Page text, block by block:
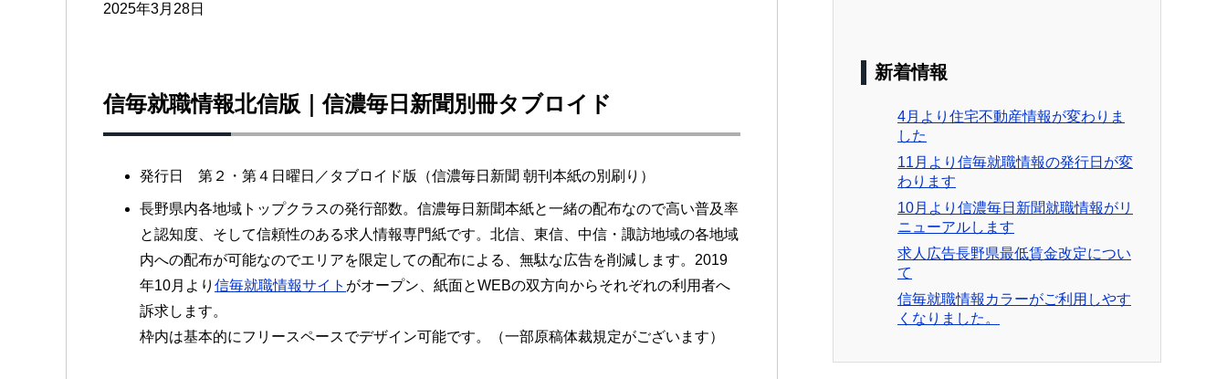
2025年3月28日
信毎就職情報北信版｜信濃毎日新聞別冊タブロイド
発行日 第２・第４日曜日／タブロイド版（信濃毎日新聞 朝刊本紙の別刷り）
長野県内各地域トップクラスの発行部数。信濃毎日新聞本紙と一緒の配布なので高い普及率
と認知度、そして信頼性のある求人情報専門紙です。北信、東信、中信・諏訪地域の各地域
内への配布が可能なのでエリアを限定しての配布による、無駄な広告を削減します。2019
年10月より 信毎就職情報サイト がオープン、紙面とWEBの双方向からそれぞれの利用者へ
訴求します。
枠内は基本的にフリースペースでデザイン可能です。（一部原稿体裁規定がございます）
新着情報
4月より住宅不動産情報が変わりま
した
11月より信毎就職情報の発行日が変
わります
10月より信濃毎日新聞就職情報がリ
ニューアルします
求人広告長野県最低賃金改定につい
て
信毎就職情報カラーがご利用しやす
くなりました。